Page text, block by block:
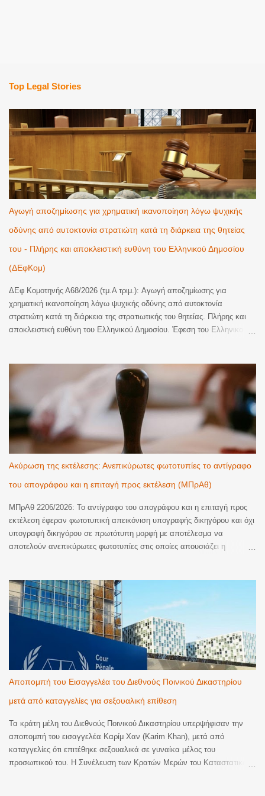
Top Legal Stories
Αγωγή αποζημίωσης για χρηματική ικανοποίηση λόγω ψυχικής
οδύνης από αυτοκτονία στρατιώτη κατά τη διάρκεια της θητείας
του - Πλήρης και αποκλειστική ευθύνη του Ελληνικού Δημοσίου
(ΔΕφΚομ)
ΔΕφ Κομοτηνής Α68/2026 (τμ.Α τριμ.): Αγωγή αποζημίωσης για
χρηματική ικανοποίηση λόγω ψυχικής οδύνης από αυτοκτονία
στρατιώτη κατά τη διάρκεια της στρατιωτικής του θητείας. Πλήρης και
αποκλειστική ευθύνη του Ελληνικού Δημοσίου. Έφεση του Ελληνικού
αγωγή αποζημίωσης για χρηματική ικανοποίηση λόγω ψυχικής οδύνης
και αναγνωρίστηκε η υποχρέωση του εκκαλούντος Δημοσίου να
καταβάλει στην εφεσίβλητη το συνολικό ποσό των 110.000€ (70.000€
ατομικά και 40.000€ ως μοναδική κληρονόμο των αποβιωσάντων
γονέων της, ήτοι 20.000€ για λογαριασμό εκάστου), ως εύλογη
χρηματική ικανοποίηση για την ψυχική οδύνη που υπέστησαν η ίδια και
οι δικαιοπάροχοί της από τον θάνατο, δι' αυτοκτονίας, του υιού της και
σε στρατόπεδο του Έβρου. Η ένδικη αγωγή αποτελεί δεύτερη αγωγή
κατά την έννοια του άρθρου 76 παρ. 2 ΚΔΔ/...
Ακύρωση της εκτέλεσης: Ανεπικύρωτες φωτοτυπίες το αντίγραφο
του απογράφου και η επιταγή προς εκτέλεση (ΜΠρΑθ)
ΜΠρΑθ 2206/2026: Το αντίγραφο του απογράφου και η επιταγή προς
εκτέλεση έφεραν φωτοτυπική απεικόνιση υπογραφής δικηγόρου και όχι
υπογραφή δικηγόρου σε πρωτότυπη μορφή με αποτέλεσμα να
αποτελούν ανεπικύρωτες φωτοτυπίες στις οποίες απουσιάζει η
Πρωτοδικείου Αθηνών (Περιουσιακές διαφορές – Ανακοπές Εκτέλεσης)
έγινε δεκτός λόγος ανακοπής που αφορούσε την έλλειψη αποδεικτικής
ισχύος του αντιγράφου εξ απογράφου εκτελεστού που κοινοποιήθηκε
με την επιταγή προς πληρωμή για να ξεκινήσει η διαδικασία της
εκτέλεσης. Όπως κρίθηκε, το αντίγραφο εξ απογράφου εκτελεστού
που κοινοποιήθηκε δεν είχε επικυρωθεί αυτοτελώς και νομίμως παρότι
αποτελεί διακριτό έγγραφο από την επιταγή. Παράλληλα, και η επιταγή
από δικηγόρο. Ειδικότερα, το Δικαστήριο έκρινε ότι τα συγκεκριμένα
έγγραφα στερούνταν της απαιτούμενης αποδε...
Αποπομπή του Εισαγγελέα του Διεθνούς Ποινικού Δικαστηρίου
μετά από καταγγελίες για σεξουαλική επίθεση
Τα κράτη μέλη του Διεθνούς Ποινικού Δικαστηρίου υπερψήφισαν την
αποπομπή του εισαγγελέα Καρίμ Χαν (Karim Khan), μετά από
καταγγελίες ότι επιτέθηκε σεξουαλικά σε γυναίκα μέλος του
προσωπικού του. Η Συνέλευση των Κρατών Μερών του Καταστατικού